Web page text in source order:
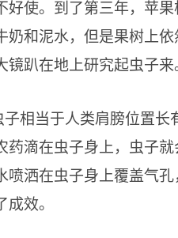
好使。到了第三年，苹
奶和泥水，但是果树上
趴在地上研究起虫子来
相当于人类肩膀位置
药滴在虫子身上，虫子
喷洒在虫子身上覆盖气
效。